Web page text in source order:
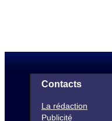
Contacts
La rédaction
Publicité